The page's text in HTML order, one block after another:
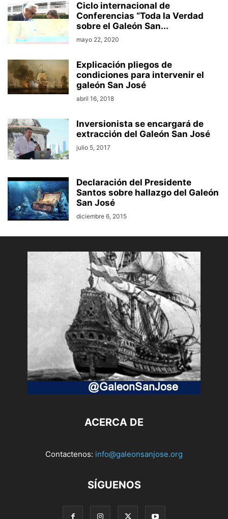
Ciclo internacional de
Conferencias “Toda la Verdad
sobre el Galeón San...
mayo 22, 2020
Explicación pliegos de
condiciones para intervenir el
galeón San José
abril 16, 2018
Inversionista se encargará de
extracción del Galeón San José
julio 5, 2017
Declaración del Presidente
Santos sobre hallazgo del Galeón
San José
diciembre 6, 2015
ACERCA DE
Contactenos: info@galeonsanjose.org
SÍGUENOS